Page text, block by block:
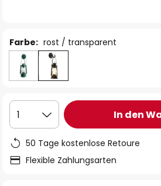
Farbe: rost / transparent
1 In den
50 Tage kostenlose Retoure
Flexible Zahlungsarten